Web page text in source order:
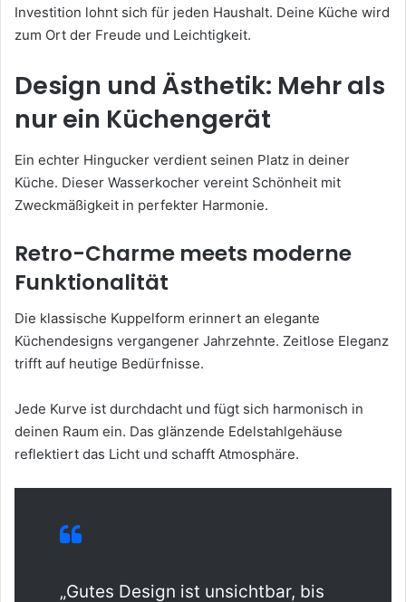
Investition lohnt sich für jeden Haushalt. Deine Küche wird
zum Ort der Freude und Leichtigkeit.
Design und Ästhetik: Mehr als
nur ein Küchengerät
Ein echter Hingucker verdient seinen Platz in deiner
Küche. Dieser Wasserkocher vereint Schönheit mit
Zweckmäßigkeit in perfekter Harmonie.
Retro-Charme meets moderne
Funktionalität
Die klassische Kuppelform erinnert an elegante
Küchendesigns vergangener Jahrzehnte. Zeitlose Eleganz
trifft auf heutige Bedürfnisse.
Jede Kurve ist durchdacht und fügt sich harmonisch in
deinen Raum ein. Das glänzende Edelstahlgehäuse
reflektiert das Licht und schafft Atmosphäre.
„Gutes Design ist unsichtbar, bis